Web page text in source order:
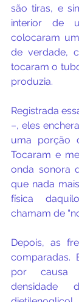
são tiras, e
interior de
colocaram
de verdade,
tocaram o
produzia.
Registrada
–, eles
uma porção
Tocaram e
onda sonora
que nada
física
chamam de
Depois, as
comparadas.
por causa